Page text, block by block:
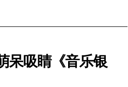
呆吸睛《音乐银